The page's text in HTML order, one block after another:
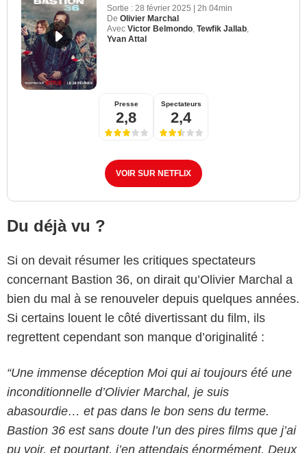
Sortie : 28 février 2025 | 2h 04min
De Olivier Marchal
Avec Victor Belmondo Tewfik Jallab
Yvan Attal
Presse
2,8
Spectateurs
2,4
VOIR SUR NETFLIX
Du déjà vu ?
Si on devait résumer les critiques spectateurs
concernant Bastion 36, on dirait qu’Olivier Marchal a
bien du mal à se renouveler depuis quelques années.
Si certains louent le côté divertissant du film, ils
regrettent cependant son manque d’originalité :
“Une immense déception Moi qui ai toujours été une
inconditionnelle d’Olivier Marchal, je suis
abasourdie… et pas dans le bon sens du terme.
Bastion 36 est sans doute l’un des pires films que j’ai
pu voir, et pourtant, j’en attendais énormément. Deux